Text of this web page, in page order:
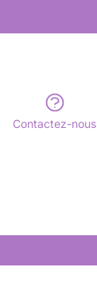
Contactez-nous